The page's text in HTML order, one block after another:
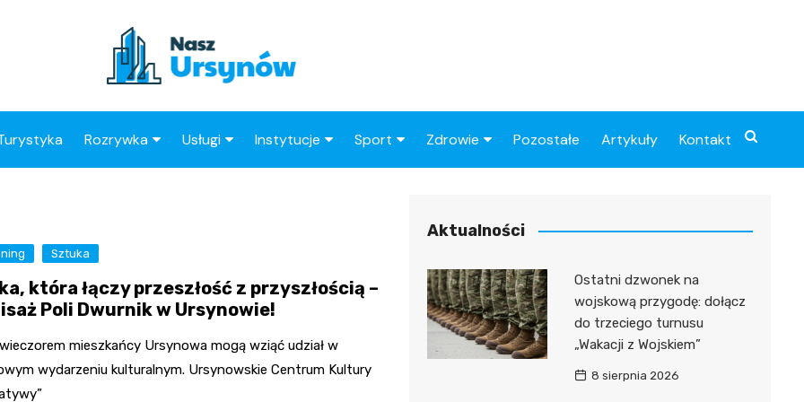
Rozrywka
Księgarnie
Usługi
Barber
Radca Prawny
Instytucje
Urząd Dzielnicy
Poczta
Sport Zdrowie
Przychodnie
Apteki
Pozostałe Artykuły Kontakt
Sztuka
która łączy przeszłość z przyszłością –
Poli Dwurnik w Ursynowie!
mieszkańcy Ursynowa mogą wziąć udział w
wydarzeniu kulturalnym. Ursynowskie Centrum Kultury
Aktualności
Ostatni dzwonek na
wojskową przygodę: dołącz
do trzeciego turnusu
„Wakacji z Wojskiem”
8 sierpnia 2026